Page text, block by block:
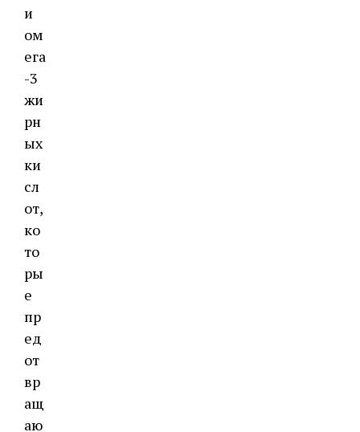
и
ом
ега
-3
жи
рн
ых
ки
сл
от,
ко
то
ры
е
пр
ед
от
вр
ащ
аю